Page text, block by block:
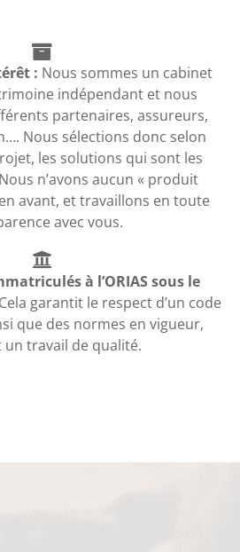
: Nous sommes un cabinet
indépendant et nous
partenaires, assureurs,
Nous sélections donc selon
les solutions qui sont les
n’avons aucun « produit
avant, et travaillons en toute
avec vous.
à l’ORIAS sous le
Cela garantit le respect d’un code
que des normes en vigueur,
travail de qualité.